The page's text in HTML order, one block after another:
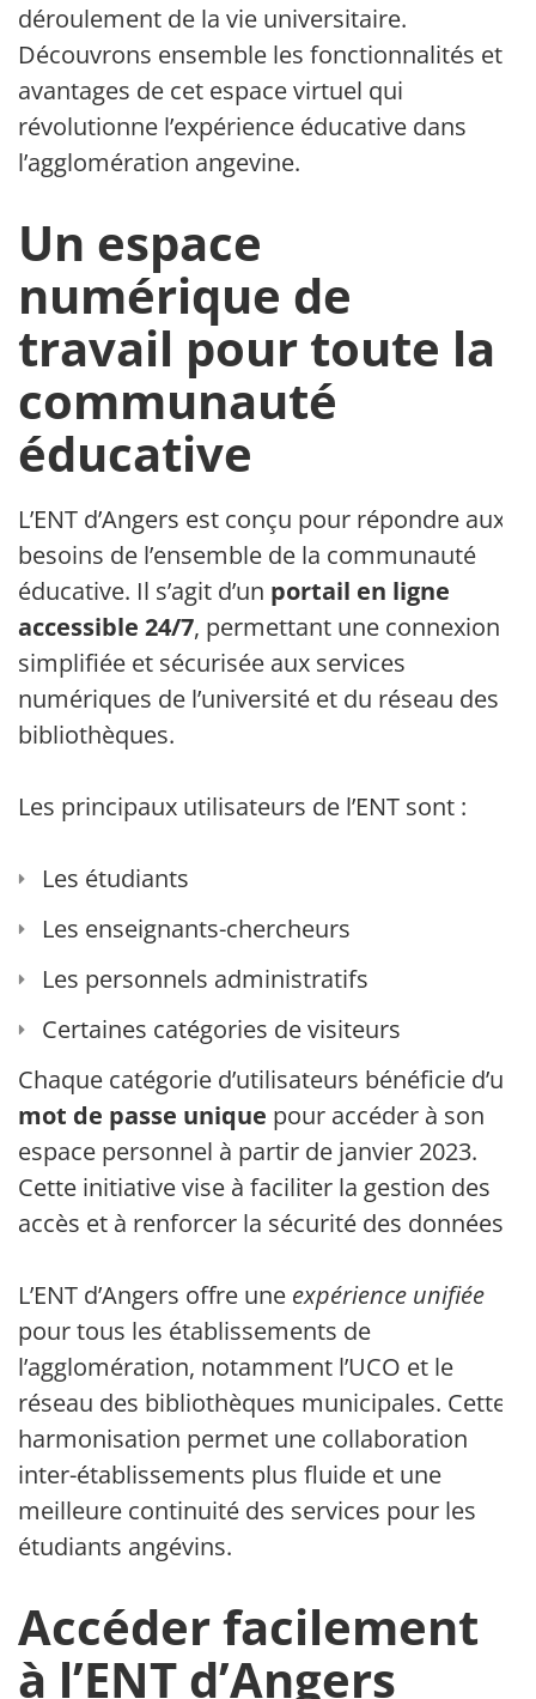
déroulement de la vie universitaire.
Découvrons ensemble les fonctionnalités et
avantages de cet espace virtuel qui
révolutionne l’expérience éducative dans
l’agglomération angevine.
Un espace
numérique de
travail pour toute la
communauté
éducative
L’ENT d’Angers est conçu pour répondre aux
besoins de l’ensemble de la communauté
éducative. Il s’agit d’un portail en ligne
accessible 24/7, permettant une connexion
simplifiée et sécurisée aux services
numériques de l’université et du réseau des
bibliothèques.
Les principaux utilisateurs de l’ENT sont :
Les étudiants
Les enseignants-chercheurs
Les personnels administratifs
Certaines catégories de visiteurs
Chaque catégorie d’utilisateurs bénéficie d’un
mot de passe unique pour accéder à son
espace personnel à partir de janvier 2023.
Cette initiative vise à faciliter la gestion des
accès et à renforcer la sécurité des données.
L’ENT d’Angers offre une expérience unifiée
pour tous les établissements de
l’agglomération, notamment l’UCO et le
réseau des bibliothèques municipales. Cette
harmonisation permet une collaboration
inter-établissements plus fluide et une
meilleure continuité des services pour les
étudiants angévins.
Accéder facilement
à l’ENT d’Angers